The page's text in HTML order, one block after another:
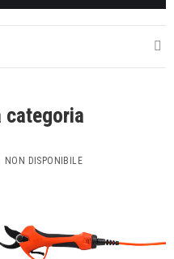
categoria
NON DISPONIBILE